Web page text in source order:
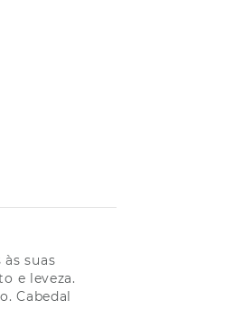
suas
e leveza.
Cabedal